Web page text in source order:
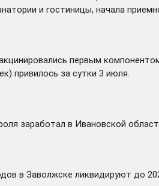
и гостиницы, начала
первым
привилось за сутки 3 июля.
заработал в Ивановской
в Заволжске ликвидируют до